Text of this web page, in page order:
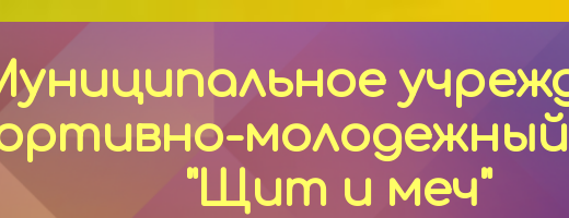
"Щит и меч"